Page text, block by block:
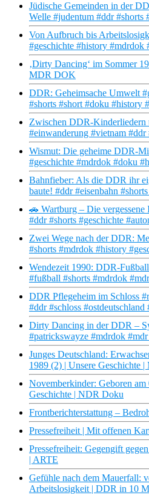
Jüdische Gemeinden in der
Welle #judentum #ddr #shorts
Von Aufbruch bis
#geschichte #history #mdrdok
‚Dirty Dancing‘ im Sommer
MDR DOK
DDR: Geheimsache Umwelt
#shorts #short #doku #history
Zwischen DDR-Kinderliedern
#einwanderung #vietnam #ddr
Wismut: Die geheime DDR-
#geschichte #mdrdok #doku
Bahnfieber: Als die DDR ihr
baute! #ddr #eisenbahn
🚗 Wartburg – Die
#ddr #shorts #geschichte
Zwei Wege nach der DDR:
#shorts #mdrdok #history
Wendezeit 1990: DDR-
#fußball #shorts #mdrdok
DDR Pflegeheim im Schloss
#ddr #schloss #ostdeutschland
Dirty Dancing in der DDR –
#patrickswayze #mdrdok
Junges Deutschland:
1989 (2) | Unsere Geschichte
Novemberkinder: Geboren am
Geschichte | NDR Doku
Frontberichterstattung –
Pressefreiheit | Mit offenen
Pressefreiheit: Gegengift
| ARTE
Gefühle nach dem Mauerfall:
Arbeitslosigkeit | DDR in 10